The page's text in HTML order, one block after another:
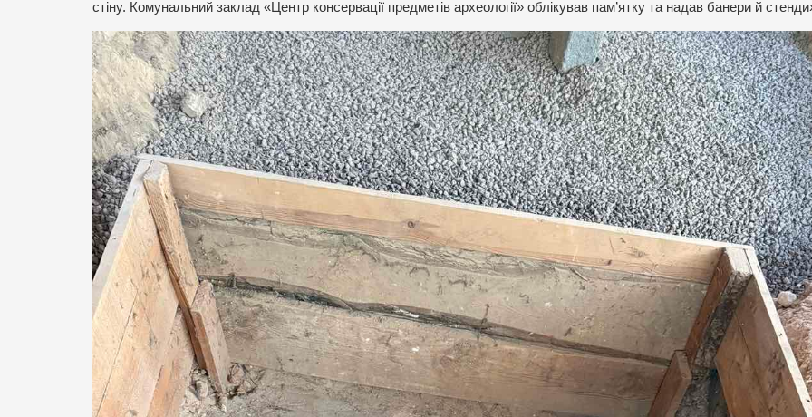
стіну. Комунальний заклад «Центр консервації предметів археології» облікував пам’ятку та надав банери й